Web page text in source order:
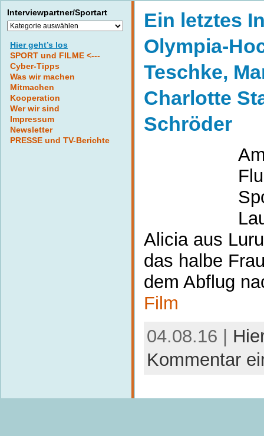
Interviewpartner/Sportart
Interviewpartner/Sportart
Hier geht’s los
SPORT und FILME <---
Cyber-Tipps
Was wir machen
Mitmachen
Kooperation
Wer wir sind
Impressum
Newsletter
PRESSE und TV-Berichte
Ein letztes
Olympia-
Teschke,
Charlotte
Schröder
Alicia aus
das halbe
dem Abflug
Film
04.08.16 |
Kommentar